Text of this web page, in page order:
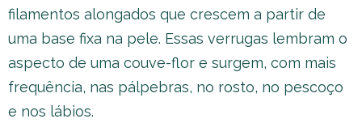
filamentos alongados que crescem a partir de
uma base fixa na pele. Essas verrugas lembram o
aspecto de uma couve-flor e surgem, com mais
frequência, nas pálpebras, no rosto, no pescoço
e nos lábios.